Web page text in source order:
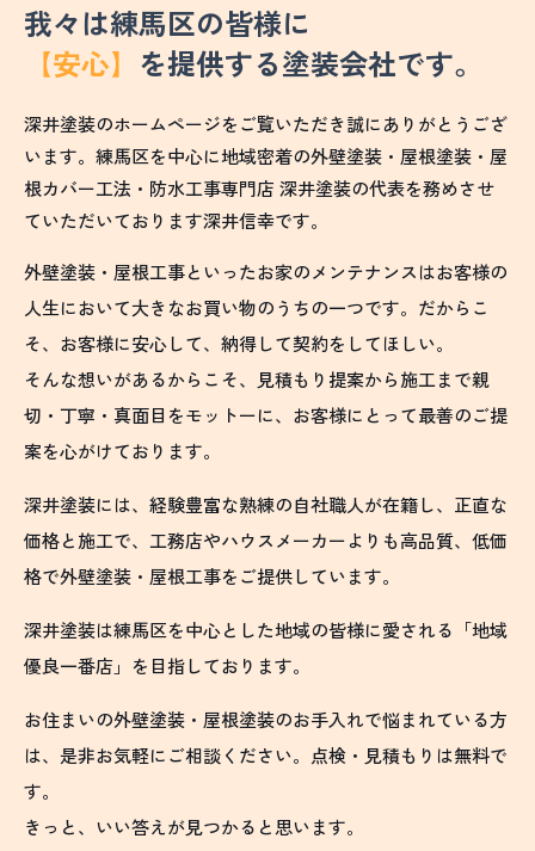
我々は練馬区の皆様に
【安心】 を提供する塗装会社です。
深井塗装のホームページをご覧いただき誠にありがとうござ
います。練馬区を中心に地域密着の外壁塗装・屋根塗装・屋
根カバー工法・防水工事専門店 深井塗装の代表を務めさせ
ていただいております深井信幸です。
外壁塗装・屋根工事といったお家のメンテナンスはお客様の
人生において大きなお買い物のうちの一つです。だからこ
そ、お客様に安心して、納得して契約をしてほしい。
そんな想いがあるからこそ、見積もり提案から施工まで親
切・丁寧・真面目をモットーに、お客様にとって最善のご提
案を心がけております。
深井塗装には、経験豊富な熟練の自社職人が在籍し、正直な
価格と施工で、工務店やハウスメーカーよりも高品質、低価
格で外壁塗装・屋根工事をご提供しています。
深井塗装は練馬区を中心とした地域の皆様に愛される「地域
優良一番店」を目指しております。
お住まいの外壁塗装・屋根塗装のお手入れで悩まれている方
は、是非お気軽にご相談ください。点検・見積もりは無料で
す。
きっと、いい答えが見つかると思います。